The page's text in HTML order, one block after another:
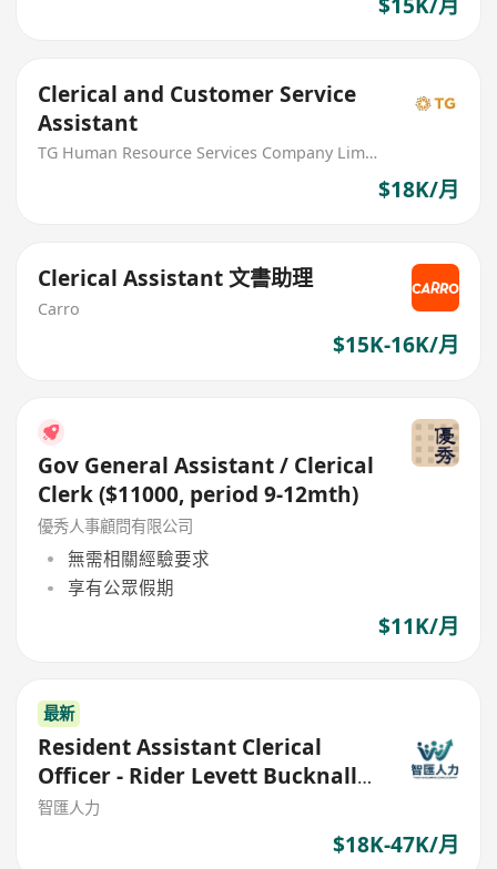
Clerical and Customer Service
Assistant
TG Human Resource Services Company Limited
$18K/月
Clerical Assistant 文書助理
Carro
$15K-16K/月
Gov General Assistant / Clerical
Clerk ($11000, period 9-12mth)
優秀人事顧問有限公司
無需相關經驗要求
享有公眾假期
$11K/月
最新
Resident Assistant Clerical
Officer - Rider Levett Bucknall
Limited
智匯人力
$18K-47K/月